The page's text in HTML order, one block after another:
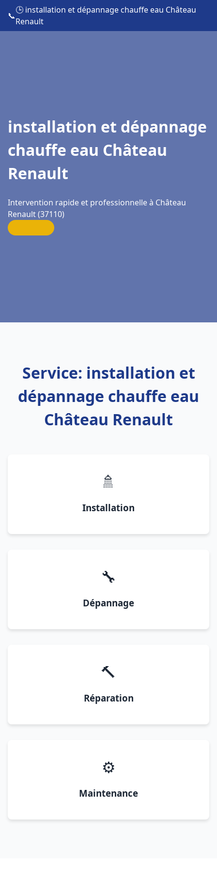
📞
🕒 installation et dépannage chauffe eau Château
Renault
installation et dépannage
chauffe eau Château
Renault
Intervention rapide et professionnelle à Château
Renault (37110)
Service: installation et
dépannage chauffe eau
Château Renault
🚿
Installation
🔧
Dépannage
🔨
Réparation
⚙️
Maintenance